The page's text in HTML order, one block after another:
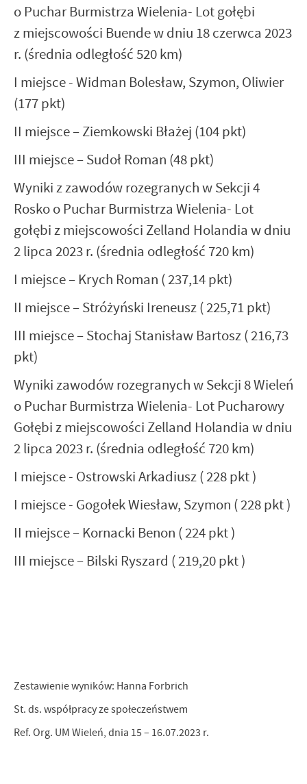
o Puchar Burmistrza Wielenia- Lot gołębi
z miejscowości Buende w dniu 18 czerwca 2023
r. (średnia odległość 520 km)
I miejsce - Widman Bolesław, Szymon, Oliwier
(177 pkt)
II miejsce – Ziemkowski Błażej (104 pkt)
III miejsce – Sudoł Roman (48 pkt)
Wyniki z zawodów rozegranych w Sekcji 4
Rosko o Puchar Burmistrza Wielenia- Lot
gołębi z miejscowości Zelland Holandia w dniu
2 lipca 2023 r. (średnia odległość 720 km)
I miejsce – Krych Roman ( 237,14 pkt)
II miejsce – Stróżyński Ireneusz ( 225,71 pkt)
III miejsce – Stochaj Stanisław Bartosz ( 216,73
pkt)
Wyniki zawodów rozegranych w Sekcji 8 Wieleń
o Puchar Burmistrza Wielenia- Lot Pucharowy
Gołębi z miejscowości Zelland Holandia w dniu
2 lipca 2023 r. (średnia odległość 720 km)
I miejsce - Ostrowski Arkadiusz ( 228 pkt )
I miejsce - Gogołek Wiesław, Szymon ( 228 pkt )
II miejsce – Kornacki Benon ( 224 pkt )
III miejsce – Bilski Ryszard ( 219,20 pkt )
Zestawienie wyników: Hanna Forbrich
St. ds. współpracy ze społeczeństwem
Ref. Org. UM Wieleń, dnia 15 – 16.07.2023 r.